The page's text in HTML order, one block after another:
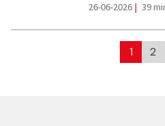
26-06-2026 | 39
1 2